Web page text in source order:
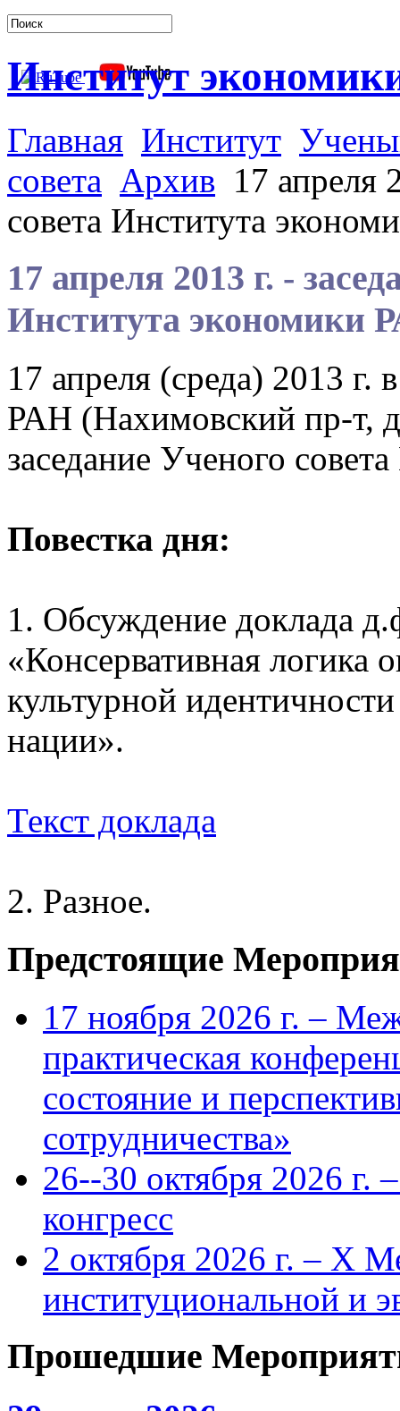
Институт
Главная Институт
совета Архив 17 апреля
совета Института
17 апреля 2013 г. -
Института экономики
17 апреля (среда) 2013
РАН (Нахимовский пр-т,
заседание Ученого
Повестка дня:
1. Обсуждение доклада
«Консервативная логика
культурной
нации».
Текст доклада
2. Разное.
Предстоящие
17 ноября 2026 г. –
практическая
состояние и
сотрудничества»
26--30 октября 2026 г.
конгресс
2 октября 2026 г. – X
институциональной и
Прошедшие